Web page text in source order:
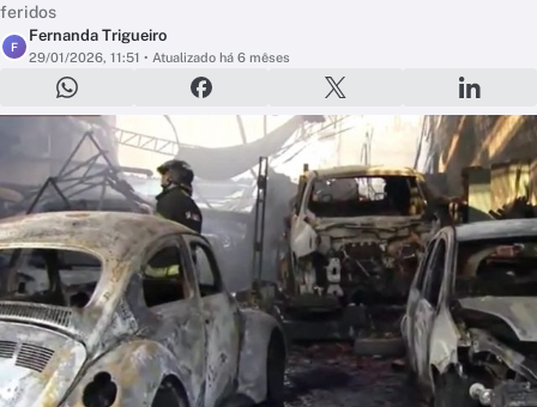
feridos
F
Fernanda Trigueiro
29/01/2026, 11:51 • Atualizado há 6 mêses